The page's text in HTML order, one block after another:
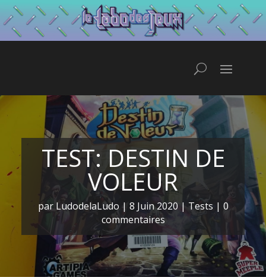
TEST: DESTIN DE
VOLEUR
par LudodelaLudo | 8 Juin 2020 | Tests | 0
commentaires